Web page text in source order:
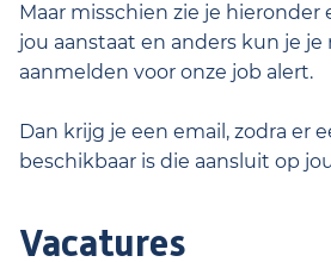
Maar misschien zie je hieronder
jou aanstaat en anders kun je
aanmelden voor onze job alert.
Dan krijg je een email, zodra er
beschikbaar is die aansluit op
Vacatures